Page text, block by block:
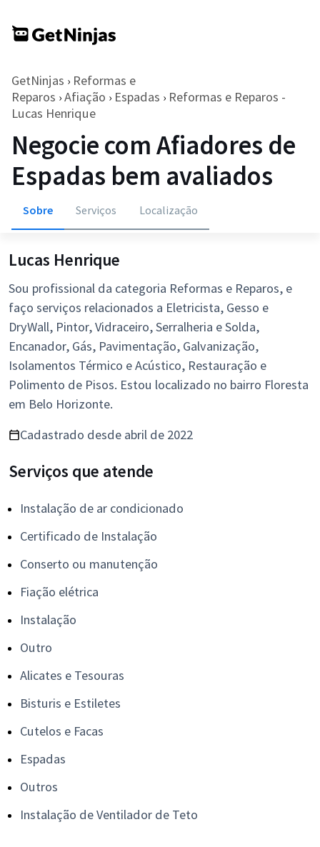
GetNinjas › Reformas e
Reparos › Afiação › Espadas › Reformas e Reparos -
Lucas Henrique
Negocie com Afiadores de
Espadas bem avaliados
Sobre Serviços Localização
Lucas Henrique
Sou profissional da categoria Reformas e Reparos, e
faço serviços relacionados a Eletricista, Gesso e
DryWall, Pintor, Vidraceiro, Serralheria e Solda,
Encanador, Gás, Pavimentação, Galvanização,
Isolamentos Térmico e Acústico, Restauração e
Polimento de Pisos. Estou localizado no bairro Floresta
em Belo Horizonte.
Cadastrado desde abril de 2022
Serviços que atende
Instalação de ar condicionado
Certificado de Instalação
Conserto ou manutenção
Fiação elétrica
Instalação
Outro
Alicates e Tesouras
Bisturis e Estiletes
Cutelos e Facas
Espadas
Outros
Instalação de Ventilador de Teto